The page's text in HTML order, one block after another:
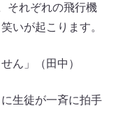
それぞれの飛行機
いが起こります。
ん」（田中）
生徒が一斉に拍手